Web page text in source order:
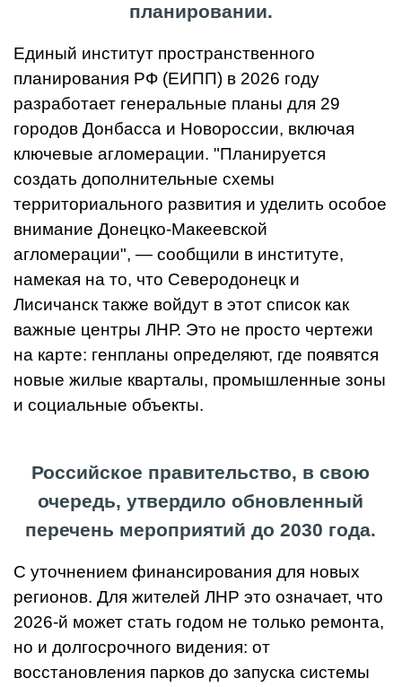
планировании.
Единый институт пространственного
планирования РФ (ЕИПП) в 2026 году
разработает генеральные планы для 29
городов Донбасса и Новороссии, включая
ключевые агломерации. "Планируется
создать дополнительные схемы
территориального развития и уделить особое
внимание Донецко-Макеевской
агломерации", — сообщили в институте,
намекая на то, что Северодонецк и
Лисичанск также войдут в этот список как
важные центры ЛНР. Это не просто чертежи
на карте: генпланы определяют, где появятся
новые жилые кварталы, промышленные зоны
и социальные объекты.
Российское правительство, в свою
очередь, утвердило обновленный
перечень мероприятий до 2030 года.
С уточнением финансирования для новых
регионов. Для жителей ЛНР это означает, что
2026-й может стать годом не только ремонта,
но и долгосрочного видения: от
восстановления парков до запуска системы